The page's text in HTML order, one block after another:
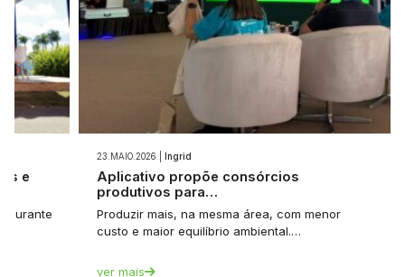
e
durante
23.MAIO.2026 | Ingrid
Aplicativo propõe consórcios
produtivos para…
Produzir mais, na mesma área, com menor
custo e maior equilíbrio ambiental.…
ver mais